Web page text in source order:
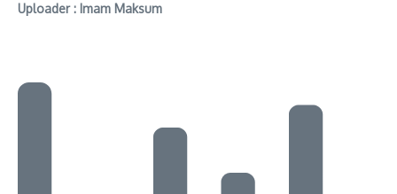
Uploader : Imam Maksum